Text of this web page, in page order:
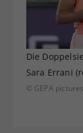
Die
Sara Errani
© GEPA